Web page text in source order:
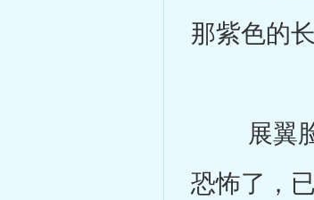
那紫色的
展翼脸
恐怖了，